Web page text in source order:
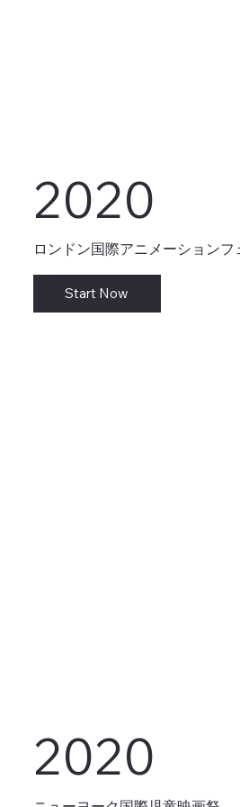
2020
ロンドン国際アニメーション
Start Now
2020